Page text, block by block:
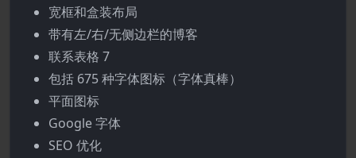
宽框和盒装布局
带有左/右/无侧边栏的博客
联系表格 7
包括 675 种字体图标（字体真棒）
平面图标
Google 字体
SEO 优化